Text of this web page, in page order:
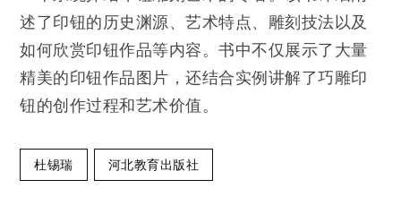
述了印钮的历史渊源、艺术特点、雕刻技法以及
如何欣赏印钮作品等内容。书中不仅展示了大量
精美的印钮作品图片，还结合实例讲解了巧雕印
钮的创作过程和艺术价值。
杜锡瑞 河北教育出版社